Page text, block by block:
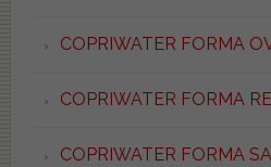
COPRIWATER FORMA
COPRIWATER FORMA
COPRIWATER FORMA